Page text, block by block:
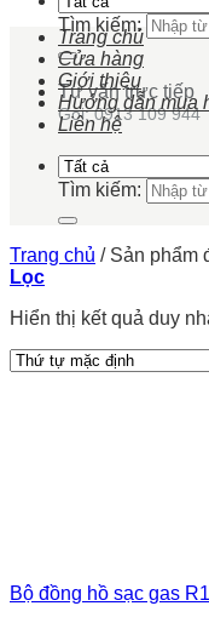
Tìm kiếm:
Tư vấn trực tiếp
Gọi: 0913 109 944
Trang chủ
Cửa hàng
Giới thiệu
Hướng dẫn mua
Liên hệ
Tìm kiếm:
Trang chủ /Sản phẩm
Lọc
Hiển thị kết quả duy
Bộ đồng hồ sạc gas